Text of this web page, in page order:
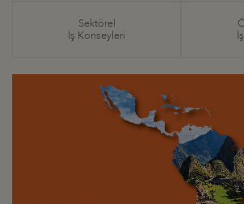
Sektörel
İş Konseyleri